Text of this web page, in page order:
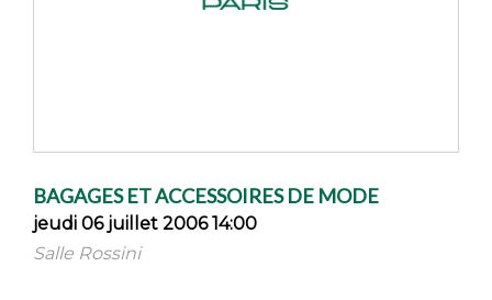
BAGAGES ET ACCESSOIRES DE MODE
jeudi 06 juillet 2006 14:00
Salle Rossini